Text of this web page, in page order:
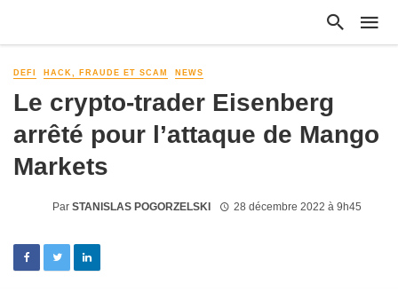
DEFI HACK, FRAUDE ET SCAM NEWS
Le crypto-trader Eisenberg
arrêté pour l’attaque de Mango
Markets
Par STANISLAS POGORZELSKI 28 décembre 2022 à 9h45